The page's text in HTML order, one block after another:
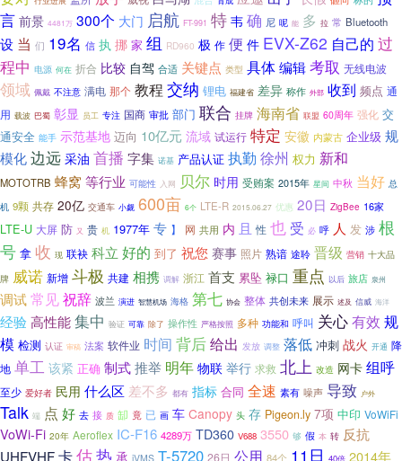
言前景 4481万 300个 大门 启航 FT-991 特 韦 确 尼 呢 能 多 拉 常 Bluetooth
设 当 们 19名 信 执 挪 家 组 RD960 极 作 便 件 EVX-Z62 自己的 过
程中 电源 何在 折合 比较 自驾 合适 关键点 类型 具体编辑考取 无线电波
领域 佩戴 不注意 满电 那个 教程 交纳 锂电 福建省 差异 称作 外部 收到 频点 通
用 载波 巴蜀 彰显 员工 专注 国商 审批 部门 联合 挂牌 海南省 联盟 60周年 强化 交
通安全 能手 示范基地 迈向 10亿元 流域 试运行 特定 安徽 内蒙古 企业级 规
模化边远采油 首播 字集 诺基 产品认证 执勤 徐州 权力 新和
MOTOTRB 蜂窝 等行业 可能性 入网 贝尔 时用 受贿案 2015年 星间 中秋 当好 总
机 9颗 共存 20亿 交通车 小觑 600亩 6个 LTE-R 2015.06.27 优惠 20日 ZigBee 16家
LTE-U 大屏 防 又 贵 机 1977年 专 】 网 共用 内 且 性 也 受 必 呼 人 发 涉 根
号 拿 收 现 联袂 科立 好的 到了 祝您 赛事 照片 熟谙 途聆 晋级 营销 十大品
牌 威诺 新增 斗极 共建 相携 调解 浙江 首支 累坠 禄口 重点 以后 旅店 泉州
调试常见祝辞 波兰 演进 智慧机场 海格 第七 协会 整体 共创未来 展示 述及 信威 海洋
经验高性能集中 验证 可靠 除了 操作性 严格按照 多种 功能和 呼叫 关心有效 规
模 检测 认证 审稿 法案 软件业 时间 背后给出 发放 调整 落低 冲刺 战火 开通 降
地 单工 该紧 正确 制式推举 明年 物联 举行 求救 北上 改造 网卡 组呼
至少 爱好者 民用 什么区 差不多 都有 指标 合同 全速 素有 噪声 导致 户外
Talk 端 点 好 去 接 质 缷 竟 已 画 车 Canopy 头 存 Pigeon.ly 7项 中印 VoWiFi
VoWi-Fi 20年 Aeroflex IC-F16 4289万 TD360 V688 3550 够 假 本 转 反抗
UHFVHF卡估热 承 iVMS T-5720 26日 公用 84个 11日 40倍 2014年